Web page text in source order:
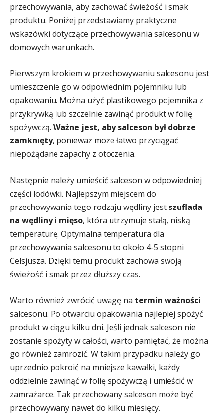
przechowywania, aby zachować świeżość i smak
produktu. Poniżej przedstawiamy praktyczne
wskazówki dotyczące przechowywania salcesonu w
domowych warunkach.
Pierwszym krokiem w przechowywaniu salcesonu jest
umieszczenie go w odpowiednim pojemniku lub
opakowaniu. Można użyć plastikowego pojemnika z
przykrywką lub szczelnie zawinąć produkt w folię
spożywczą. Ważne jest, aby salceson był dobrze
zamknięty, ponieważ może łatwo przyciągać
niepożądane zapachy z otoczenia.
Następnie należy umieścić salceson w odpowiedniej
części lodówki. Najlepszym miejscem do
przechowywania tego rodzaju wędliny jest szuflada
na wędliny i mięso, która utrzymuje stałą, niską
temperaturę. Optymalna temperatura dla
przechowywania salcesonu to około 4-5 stopni
Celsjusza. Dzięki temu produkt zachowa swoją
świeżość i smak przez dłuższy czas.
Warto również zwrócić uwagę na termin ważności
salcesonu. Po otwarciu opakowania najlepiej spożyć
produkt w ciągu kilku dni. Jeśli jednak salceson nie
zostanie spożyty w całości, warto pamiętać, że można
go również zamrozić. W takim przypadku należy go
uprzednio pokroić na mniejsze kawałki, każdy
oddzielnie zawinąć w folię spożywczą i umieścić w
zamrażarce. Tak przechowany salceson może być
przechowywany nawet do kilku miesięcy.